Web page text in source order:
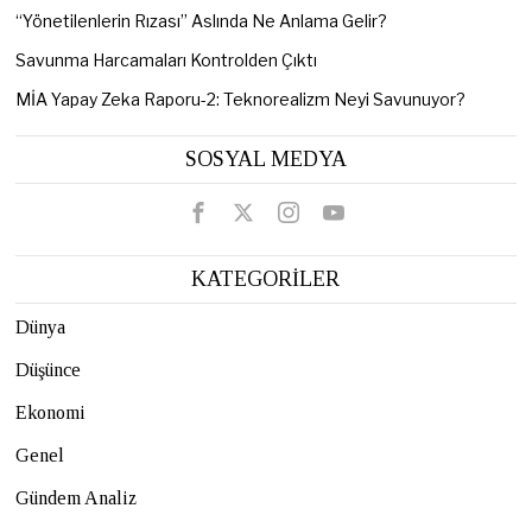
“Yönetilenlerin Rızası” Aslında Ne Anlama Gelir?
Savunma Harcamaları Kontrolden Çıktı
MİA Yapay Zeka Raporu-2: Teknorealizm Neyi Savunuyor?
SOSYAL MEDYA
KATEGORİLER
Dünya
Düşünce
Ekonomi
Genel
Gündem Analiz